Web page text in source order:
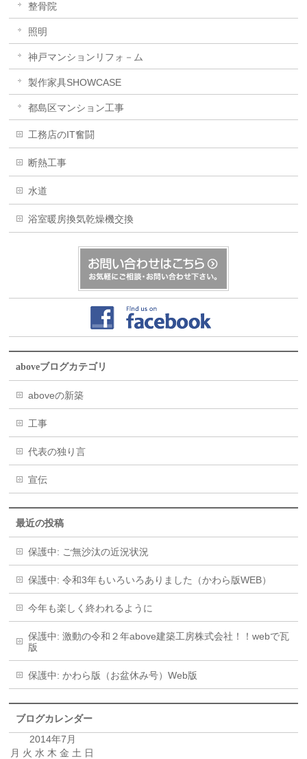
整骨院
照明
神戸マンションリフォ－ム
製作家具SHOWCASE
都島区マンション工事
工務店のIT奮闘
断熱工事
水道
浴室暖房換気乾燥機交換
aboveブログカテゴリ
aboveの新築
工事
代表の独り言
宣伝
最近の投稿
保護中: ご無沙汰の近況状況
保護中: 令和3年もいろいろありました（かわら版WEB）
今年も楽しく終われるように
保護中: 激動の令和２年above建築工房株式会社！！webで瓦
版
保護中: かわら版（お盆休み号）Web版
ブログカレンダー
2014年7月
月 火 水 木 金 土 日